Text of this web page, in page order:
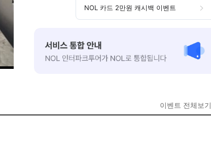
NOL 카드 2만원 캐시백 이벤트
이벤트 전체보기